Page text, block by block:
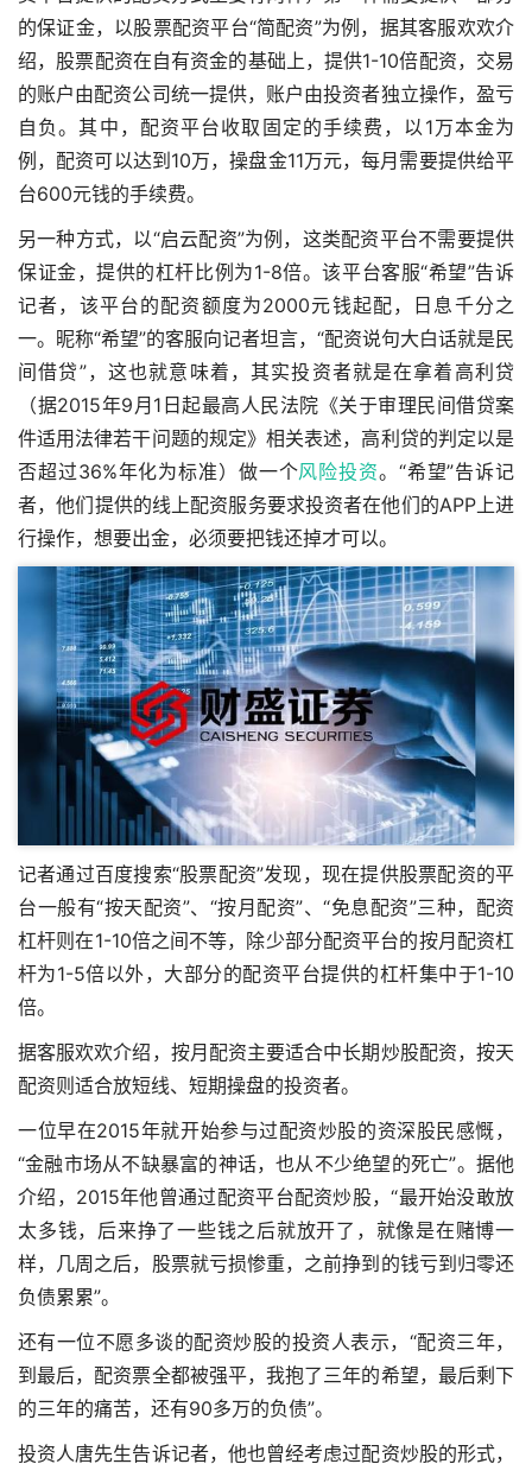
的保证金，以股票配资平台“简配资”为例，据其客服欢欢介
绍，股票配资在自有资金的基础上，提供1-10倍配资，交易
的账户由配资公司统一提供，账户由投资者独立操作，盈亏
自负。其中，配资平台收取固定的手续费，以1万本金为
例，配资可以达到10万，操盘金11万元，每月需要提供给平
台600元钱的手续费。
另一种方式，以“启云配资”为例，这类配资平台不需要提供
保证金，提供的杠杆比例为1-8倍。该平台客服“希望”告诉
记者，该平台的配资额度为2000元钱起配，日息千分之
一。昵称“希望”的客服向记者坦言，“配资说句大白话就是民
间借贷”，这也就意味着，其实投资者就是在拿着高利贷
（据2015年9月1日起最高人民法院《关于审理民间借贷案
件适用法律若干问题的规定》相关表述，高利贷的判定以是
否超过36%年化为标准）做一个风险投资。“希望”告诉记
者，他们提供的线上配资服务要求投资者在他们的APP上进
行操作，想要出金，必须要把钱还掉才可以。
记者通过百度搜索“股票配资”发现，现在提供股票配资的平
台一般有“按天配资”、“按月配资”、“免息配资”三种，配资
杠杆则在1-10倍之间不等，除少部分配资平台的按月配资杠
杆为1-5倍以外，大部分的配资平台提供的杠杆集中于1-10
倍。
据客服欢欢介绍，按月配资主要适合中长期炒股配资，按天
配资则适合放短线、短期操盘的投资者。
一位早在2015年就开始参与过配资炒股的资深股民感慨，
“金融市场从不缺暴富的神话，也从不少绝望的死亡”。据他
介绍，2015年他曾通过配资平台配资炒股，“最开始没敢放
太多钱，后来挣了一些钱之后就放开了，就像是在赌博一
样，几周之后，股票就亏损惨重，之前挣到的钱亏到归零还
负债累累”。
还有一位不愿多谈的配资炒股的投资人表示，“配资三年，
到最后，配资票全都被强平，我抱了三年的希望，最后剩下
的三年的痛苦，还有90多万的负债”。
投资人唐先生告诉记者，他也曾经考虑过配资炒股的形式，